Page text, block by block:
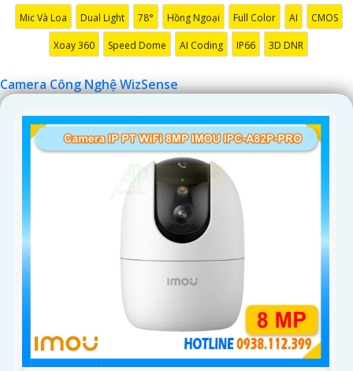
Mic Và Loa Dual Light 78° Hồng Ngoại Full Color AI CMOS
Xoay 360 Speed Dome AI Coding IP66 3D DNR
Camera Công Nghệ WizSense